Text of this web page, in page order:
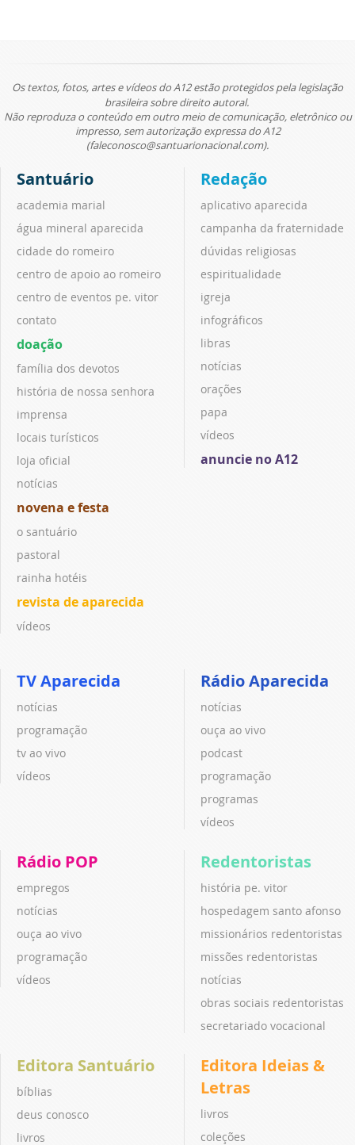
Os textos, fotos, artes e vídeos do A12 estão protegidos pela legislação
brasileira sobre direito autoral.
Não reproduza o conteúdo em outro meio de comunicação, eletrônico ou
impresso, sem autorização expressa do A12
(faleconosco@santuarionacional.com).
Santuário
academia marial
água mineral aparecida
cidade do romeiro
centro de apoio ao romeiro
centro de eventos pe. vitor
contato
doação
família dos devotos
história de nossa senhora
imprensa
locais turísticos
loja oficial
notícias
novena e festa
o santuário
pastoral
rainha hotéis
revista de aparecida
vídeos
Redação
aplicativo aparecida
campanha da fraternidade
dúvidas religiosas
espiritualidade
igreja
infográficos
libras
notícias
orações
papa
vídeos
anuncie no A12
TV Aparecida
notícias
programação
tv ao vivo
vídeos
Rádio Aparecida
notícias
ouça ao vivo
podcast
programação
programas
vídeos
Rádio POP
empregos
notícias
ouça ao vivo
programação
vídeos
Redentoristas
história pe. vitor
hospedagem santo afonso
missionários redentoristas
missões redentoristas
notícias
obras sociais redentoristas
secretariado vocacional
Editora Santuário
bíblias
deus conosco
livros
Editora Ideias &
Letras
livros
coleções